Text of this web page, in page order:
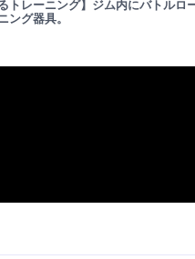
トレーニング】ジム内にバトルロ
ング器具。